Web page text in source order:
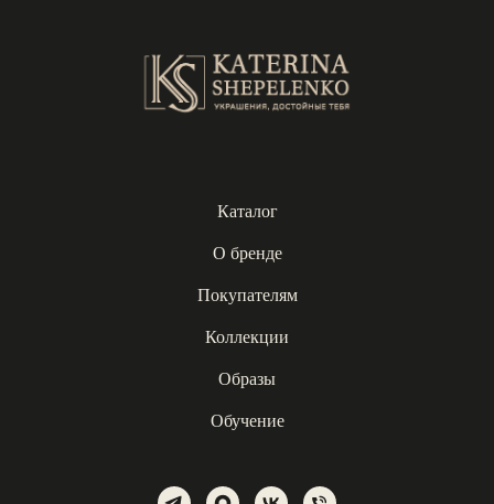
Каталог
О бренде
Покупателям
Коллекции
Образы
Обучение